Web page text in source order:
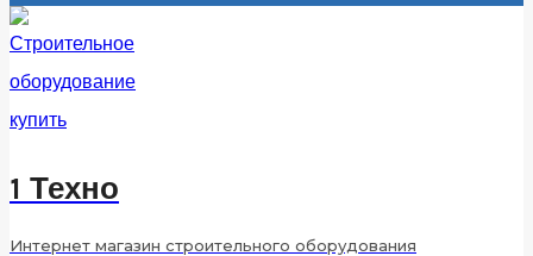
1 Техно
Интернет магазин строительного оборудования